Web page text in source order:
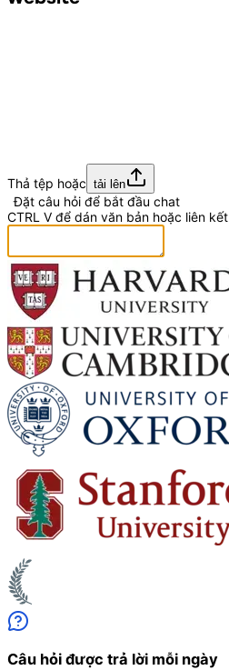
Thả tệp hoặc tải lên
Đặt câu hỏi để bắt đầu chat
CTRL V để dán văn bản hoặc liên kết
Câu hỏi được trả lời mỗi ngày